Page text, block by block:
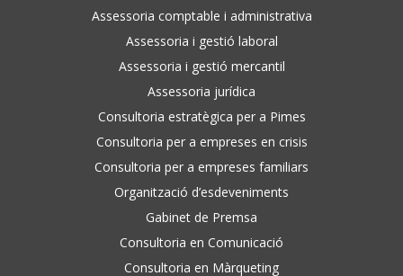
Assessoria comptable i administrativa
Assessoria i gestió laboral
Assessoria i gestió mercantil
Assessoria jurídica
Consultoria estratègica per a Pimes
Consultoria per a empreses en crisis
Consultoria per a empreses familiars
Organització d’esdeveniments
Gabinet de Premsa
Consultoria en Comunicació
Consultoria en Màrqueting